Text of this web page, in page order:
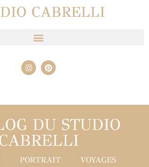
CABRELLI
DU STUDIO
PORTRAIT VOYAGES